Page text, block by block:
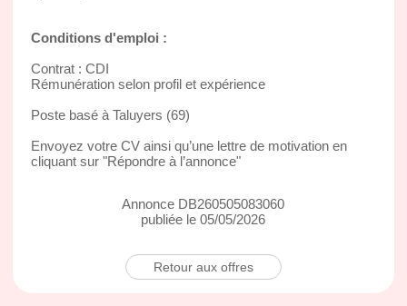
Conditions d'emploi :
Contrat : CDI
Rémunération selon profil et expérience
Poste basé à Taluyers (69)
Envoyez votre CV ainsi qu’une lettre de motivation en
cliquant sur "Répondre à l’annonce"
Annonce DB260505083060
publiée le 05/05/2026
Retour aux offres